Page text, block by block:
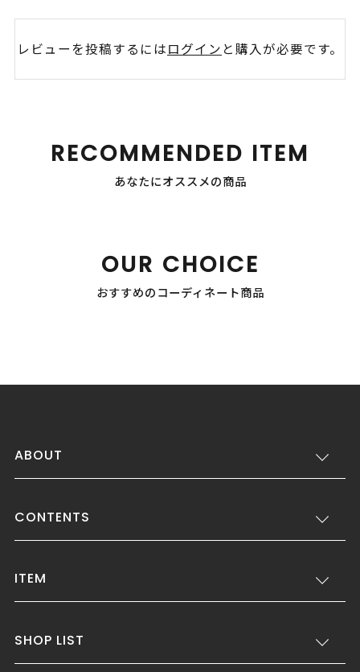
レビューを投稿するにはログイン と購入が必要です。
RECOMMENDED ITEM
あなたにオススメの商品
OUR CHOICE
おすすめのコーディネート商品
ABOUT
CONTENTS
ITEM
SHOP LIST